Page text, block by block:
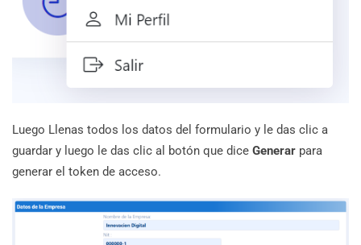
Luego Llenas todos los datos del formulario y le das clic a
guardar y luego le das clic al botón que dice Generar para
generar el token de acceso.